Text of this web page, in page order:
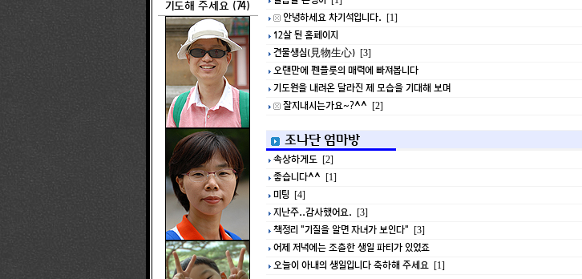
기도해 주세요 (74)
안녕하세요 차기석입니다. [1]
12살 된 홈페이지
견물생심(見物生心) [3]
오랜만에 펜플룻의 매력에 빠져봅니다
기도원을 내려온 달라진 제 모습을 기대해 보며
잘지내시는가요~?^^ [2]
조나단 엄마방
속상하게도 [2]
좋습니다^^ [1]
미팅 [4]
지난주..감사했어요. [3]
책정리 "기질을 알면 자녀가 보인다" [3]
어제 저녁에는 조촐한 생일 파티가 있었죠
오늘이 아내의 생일입니다 축하해 주세요 [1]